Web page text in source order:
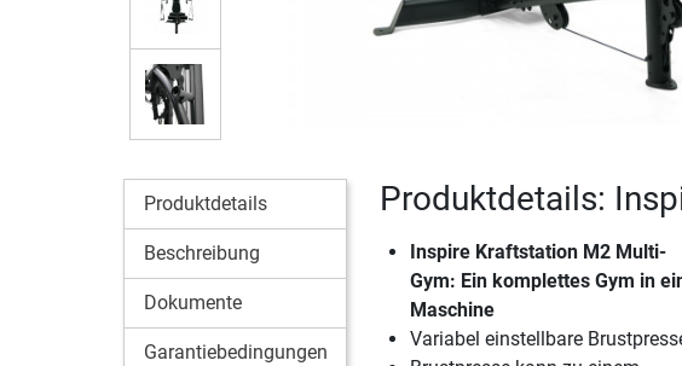
Produktdetails
Beschreibung
Dokumente
Garantiebedingungen
Produktdetails:
Inspire Kraftstation M2 Multi-
Gym: Ein komplettes Gym in
Maschine
Variabel einstellbare